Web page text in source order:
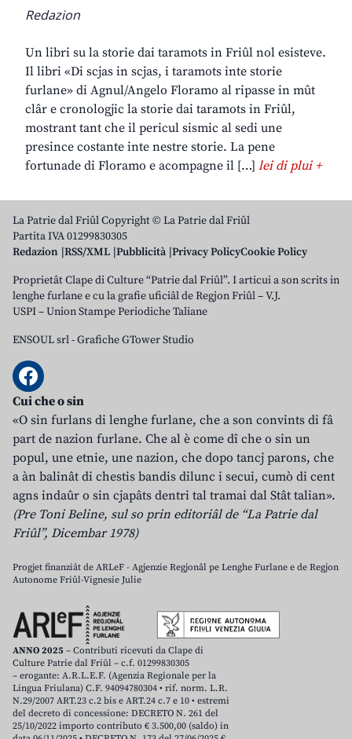
Redazion
Un libri su la storie dai taramots in Friûl nol esisteve.
Il libri «Di scjas in scjas, i taramots inte storie
furlane» di Agnul/Angelo Floramo al ripasse in mût
clâr e cronologjic la storie dai taramots in Friûl,
mostrant tant che il pericul sismic al sedi une
presince costante inte nestre storie. La pene
fortunade di Floramo e acompagne il […] lei di plui +
La Patrie dal Friûl Copyright © La Patrie dal Friûl
Partita IVA 01299830305
Redazion RSS/XML Pubblicità Privacy PolicyCookie Policy
Proprietât Clape di Culture “Patrie dal Friûl”. I articui a son scrits in
lenghe furlane e cu la grafie uficiâl de Regjon Friûl – V.J.
USPI – Union Stampe Periodiche Taliane
ENSOUL srl-Grafiche GTower Studio
Cui che o sin
«O sin furlans di lenghe furlane, che a son convints di fâ
part de nazion furlane. Che al è come dî che o sin un
popul, une etnie, une nazion, che dopo tancj parons, che
a àn balinât di chestis bandis dilunc i secui, cumò di cent
agns indaûr o sin cjapâts dentri tal tramai dal Stât talian».
(Pre Toni Beline, sul so prin editoriâl de “La Patrie dal
Friûl”, Dicembar 1978)
Progjet finanziât de ARLeF - Agjenzie Regjonâl pe Lenghe Furlane e de Regjon
Autonome Friûl-Vignesie Julie
ANNO 2025 – Contributi ricevuti da Clape di
Culture Patrie dal Friûl – c.f. 01299830305
– erogante: A.R.L.E.F. (Agenzia Regionale per la
Lingua Friulana) C.F. 94094780304 • rif. norm. L.R.
N.29/2007 ART.23 c.2 bis e ART.24 c.7 e 10 • estremi
del decreto di concessione: DECRETO N. 261 del
25/10/2022 importo contributo € 3.500,00 (saldo) in